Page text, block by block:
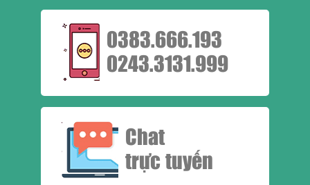
0383.666.193
0243.3131.999
Chat
trực tuyến